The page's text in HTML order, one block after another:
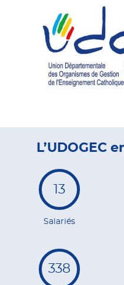
L’UDOGEC
13
Salariés
338